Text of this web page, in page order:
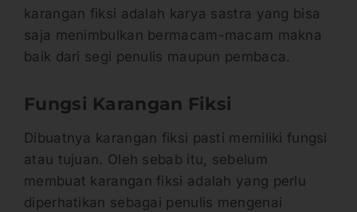
karangan fiksi adalah karya sastra yang bisa
saja menimbulkan bermacam-macam makna
baik dari segi penulis maupun pembaca.
Fungsi Karangan Fiksi
Dibuatnya karangan fiksi pasti memiliki fungsi
atau tujuan. Oleh sebab itu, sebelum
membuat karangan fiksi adalah yang perlu
diperhatikan sebagai penulis mengenai